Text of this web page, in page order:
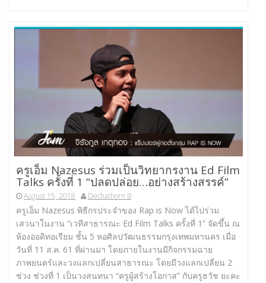
ครูเอ็ม Nazesus ร่วมเป็นวิทยากรงาน Ed Film
Talks ครั้งที่ 1 “ปลดปล่อย…อย่างสร้างสรรค์”
August 15, 2018 Dechathorn B
ครูเอ็ม Nazesus พิธีกรประจำของ Rap is Now ได้ไปร่วม
เสวนาในงาน “เวทีสาธารณะ Ed Film Talks ครั้งที่ 1” จัดขึ้น ณ
ห้องออดิทอเรียม ชั้น 5 หอศิลปวัฒนธรรมกรุงเทพมหานคร เมื่อ
วันที่ 11 ส.ค. 61 ที่ผ่านมา โดยภายในงานมีกิจกรรมฉาย
ภาพยนตร์และวงแลกเปลี่ยนสาธารณะ โดยมีวงแลกเปลี่ยน 2
ช่วง ช่วงที่ 1 เป็นวงสนทนา “ครูผู้สร้างโอกาส” กับครูธวัช ยะคะ